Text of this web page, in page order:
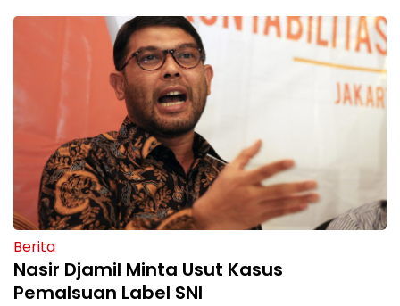
Berita
Nasir Djamil Minta Usut Kasus
Pemalsuan Label SNI